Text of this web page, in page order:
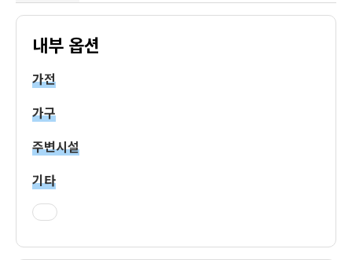
내부 옵션
가전
가구
주변시설
기타